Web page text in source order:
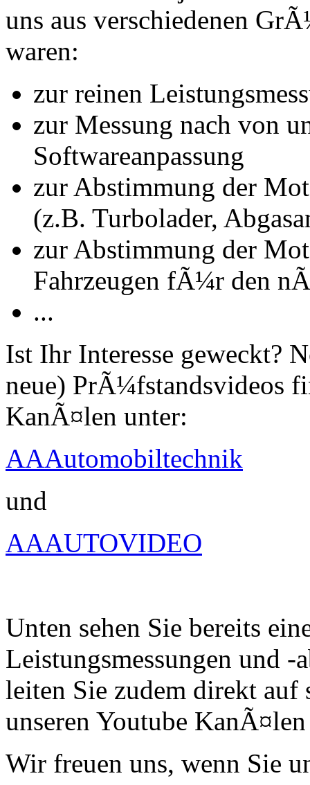
uns aus verschiedenen
waren:
zur reinen
zur Messung nach von
Softwareanpassung
zur Abstimmung der
(z.B. Turbolader,
zur Abstimmung der
Fahrzeugen fÃ¼r den
...
Ist Ihr Interesse geweckt?
neue) PrÃ¼fstandsvideos
KanÃ¤len unter:
AAAutomobiltechnik
und
AAAUTOVIDEO
Unten sehen Sie bereits
Leistungsmessungen und -
leiten Sie zudem direkt auf
unseren Youtube
Wir freuen uns, wenn Sie